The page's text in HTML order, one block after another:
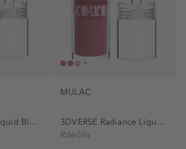
3DVERSE Matt Liquid Blush...
MULAC
3DVERSE Radiance Liquid...
Rdečilo